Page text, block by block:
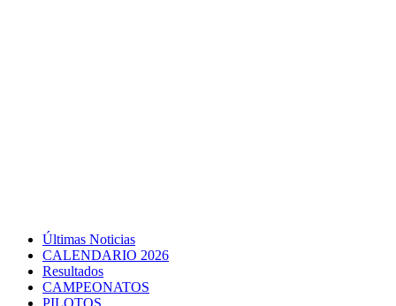
Últimas Noticias
CALENDARIO 2026
Resultados
CAMPEONATOS
PILOTOS